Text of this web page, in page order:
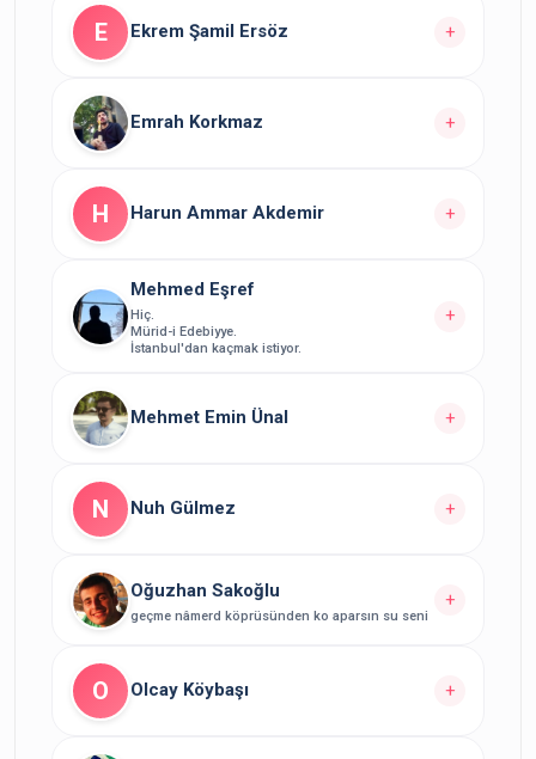
E Ekrem Şamil Ersöz +
Emrah Korkmaz +
H Harun Ammar Akdemir +
Yazarın 2 yazısı bulunuyor.
Yazarın Tüm Yazılarını Görüntüle
Mehmed Eşref
Hiç.
Mürid-i Edebiyye.
İstanbul'dan kaçmak istiyor.
+
yazısı bulunuyor.
Mehmet Emin Ünal +
N Nuh Gülmez +
Yazarın 1 yazısı bulunuyor.
Oğuzhan Sakoğlu
geçme nâmerd köprüsünden ko aparsın su seni
+
O Olcay Köybaşı +